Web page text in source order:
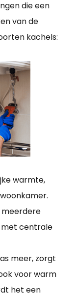
die een
van de
kachels:
warmte,
met centrale
meer, zorgt
voor warm
het een